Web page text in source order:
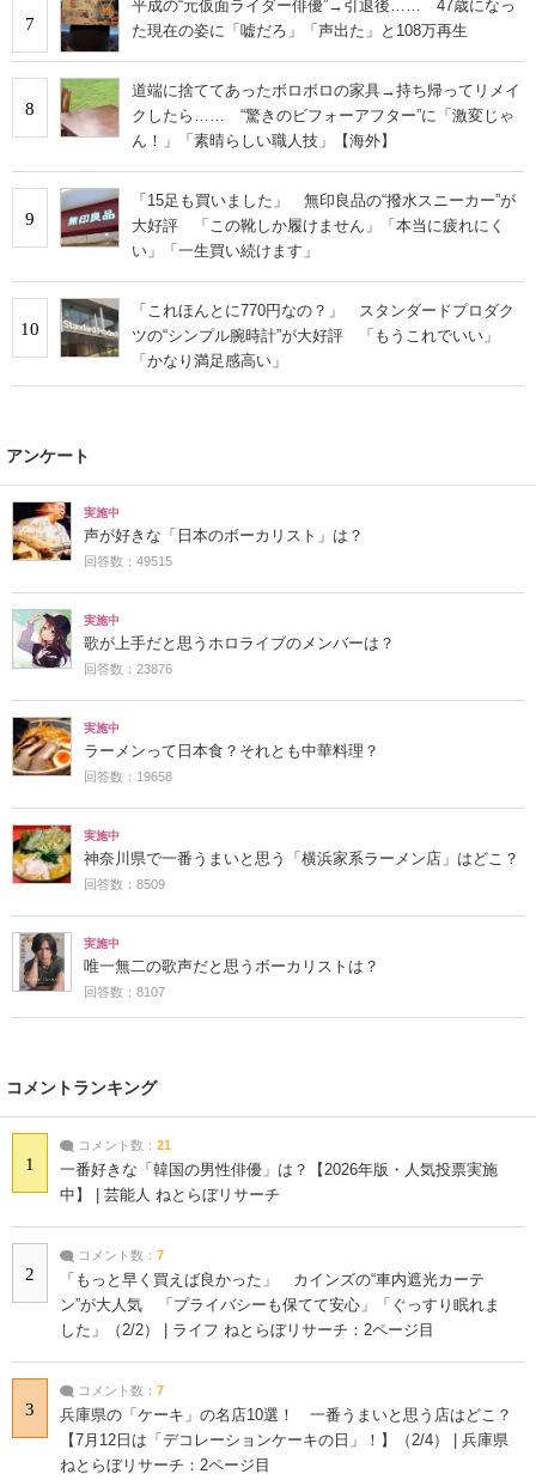
7
平成の“元仮面ライダー俳優”→引退後…… 47歳になっ
た現在の姿に「嘘だろ」「声出た」と108万再生
8
道端に捨ててあったボロボロの家具→持ち帰ってリメイ
クしたら…… “驚きのビフォーアフター”に「激変じゃ
ん！」「素晴らしい職人技」【海外】
9
「15足も買いました」 無印良品の“撥水スニーカー”が
大好評 「この靴しか履けません」「本当に疲れにく
い」「一生買い続けます」
10
「これほんとに770円なの？」 スタンダードプロダク
ツの“シンプル腕時計”が大好評 「もうこれでいい」
「かなり満足感高い」
アンケート
実施中
声が好きな「日本のボーカリスト」は？
回答数：49515
実施中
歌が上手だと思うホロライブのメンバーは？
回答数：23876
実施中
ラーメンって日本食？それとも中華料理？
回答数：19658
実施中
神奈川県で一番うまいと思う「横浜家系ラーメン店」はどこ？
回答数：8509
実施中
唯一無二の歌声だと思うボーカリストは？
回答数：8107
コメントランキング
1
コメント数： 21
一番好きな「韓国の男性俳優」は？【2026年版・人気投票実施
中】 | 芸能人 ねとらぼリサーチ
2
コメント数： 7
「もっと早く買えば良かった」 カインズの“車内遮光カーテ
ン”が大人気 「プライバシーも保てて安心」「ぐっすり眠れま
した」（2/2） | ライフ ねとらぼリサーチ：2ページ目
3
コメント数： 7
兵庫県の「ケーキ」の名店10選！ 一番うまいと思う店はどこ？
【7月12日は「デコレーションケーキの日」！】（2/4） | 兵庫県
ねとらぼリサーチ：2ページ目